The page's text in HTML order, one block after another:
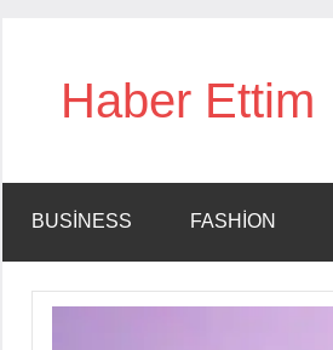
Haber Ettim
BUSINESS FASHION